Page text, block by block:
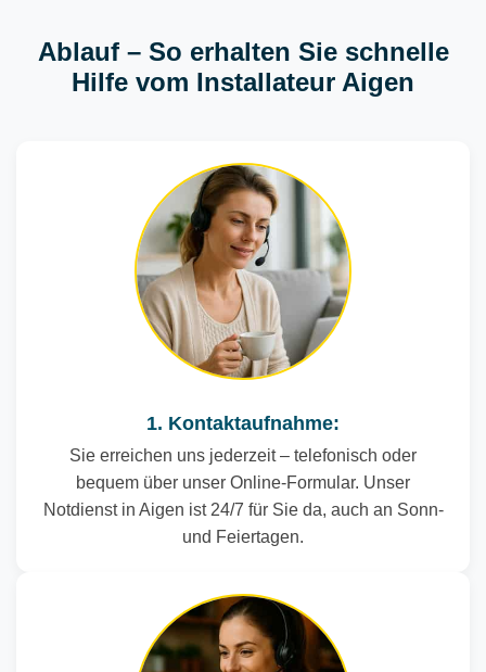
Ablauf – So erhalten Sie schnelle
Hilfe vom Installateur Aigen
1. Kontaktaufnahme:
Sie erreichen uns jederzeit – telefonisch oder
bequem über unser Online-Formular. Unser
Notdienst in Aigen ist 24/7 für Sie da, auch an Sonn-
und Feiertagen.